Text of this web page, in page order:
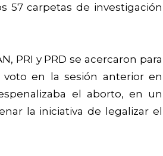
57 carpetas de investigación
PRI y PRD se acercaron para
en la sesión anterior en
el aborto, en un
la iniciativa de legalizar el